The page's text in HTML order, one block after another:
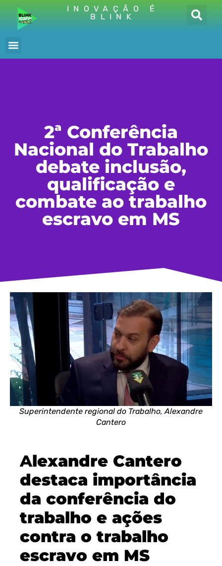
INOVAÇÃO É
BLINK
2ª Conferência
Nacional do Trabalho
debate inclusão,
qualificação e
combate ao trabalho
escravo em MS
Superintendente regional do Trabalho, Alexandre
Cantero
Alexandre Cantero
destaca importância
da conferência do
trabalho e ações
contra o trabalho
escravo em MS